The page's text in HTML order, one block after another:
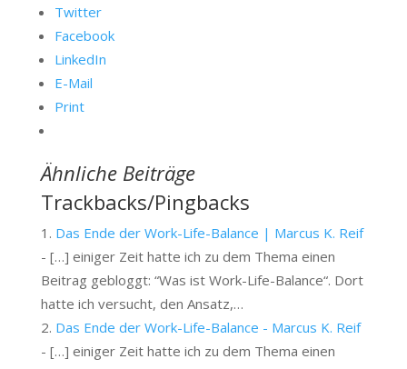
Twitter
Facebook
LinkedIn
E-Mail
Print
Ähnliche Beiträge
Trackbacks/Pingbacks
Das Ende der Work-Life-Balance | Marcus K. Reif
- […] einiger Zeit hatte ich zu dem Thema einen
Beitrag gebloggt: “Was ist Work-Life-Balance“. Dort
hatte ich versucht, den Ansatz,…
Das Ende der Work-Life-Balance - Marcus K. Reif
- […] einiger Zeit hatte ich zu dem Thema einen